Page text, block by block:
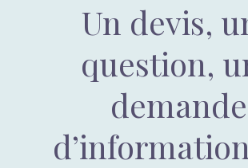
Un devis,
question,
demande